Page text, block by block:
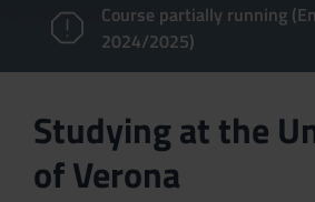
Course partially running
2024/2025)
Studying at the
of Verona